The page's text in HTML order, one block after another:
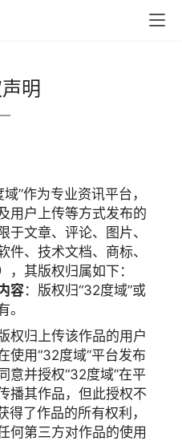
明
域”作为专业资讯平台，
用户上传等方式发布的
于文章、评论、图片、
件、技术文档、商标、
，其版权归属如下：
容：版权归“32度域”或
。
权归上传该作品的用户
使用“32度域”平台发布
意并授权“32度域”在平
播其作品，但此授权不
得了作品的所有权利，
何第三方对作品的使用